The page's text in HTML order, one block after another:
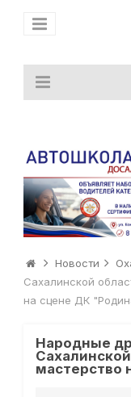
Новости
Сахалинской
на сцене ДК
Народные
мастерство